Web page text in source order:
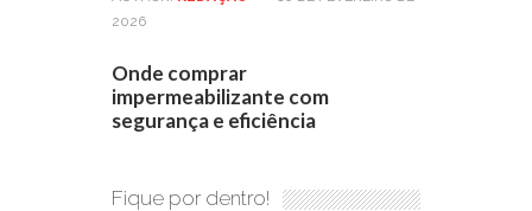
2026
Onde comprar
impermeabilizante com
segurança e eficiência
Fique por dentro!